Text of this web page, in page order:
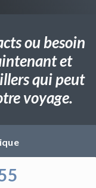
ou besoin
et
qui peut
voyage.